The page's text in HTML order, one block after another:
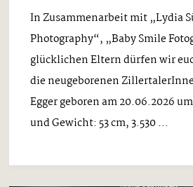
In Zusammenarbeit mit „Lydia
Photography“, „Baby Smile
glücklichen Eltern dürfen wir
die neugeborenen
Egger geboren am 20.06.2026
und Gewicht: 53 cm, 3.530 ...